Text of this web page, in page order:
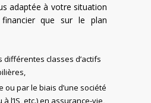
adaptée à votre situation
que sur le plan
différentes classes d’actifs
ou par le biais d’une société
à l’IS, etc.) en assurance-vie,